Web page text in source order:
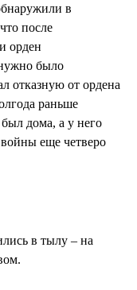
в
после
орден
было
отказную от ордена
раньше
дома, а у него
еще четверо
в тылу – на